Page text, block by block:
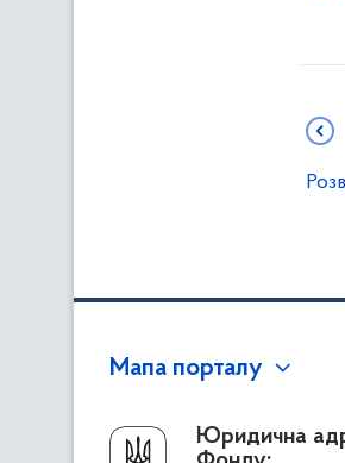
Мапа порталу
Про ФондЮридична